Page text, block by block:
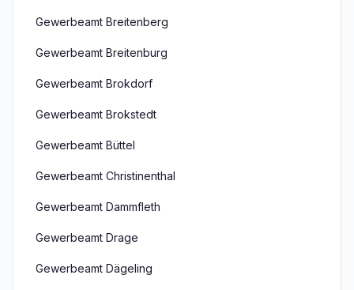
Gewerbeamt Breitenberg
Gewerbeamt Breitenburg
Gewerbeamt Brokdorf
Gewerbeamt Brokstedt
Gewerbeamt Büttel
Gewerbeamt Christinenthal
Gewerbeamt Dammfleth
Gewerbeamt Drage
Gewerbeamt Dägeling